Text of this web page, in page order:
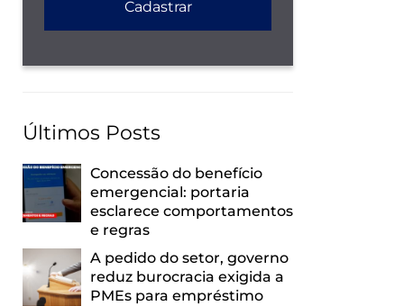
Últimos Posts
Concessão do benefício
emergencial: portaria
esclarece comportamentos
e regras
A pedido do setor, governo
reduz burocracia exigida a
PMEs para empréstimo